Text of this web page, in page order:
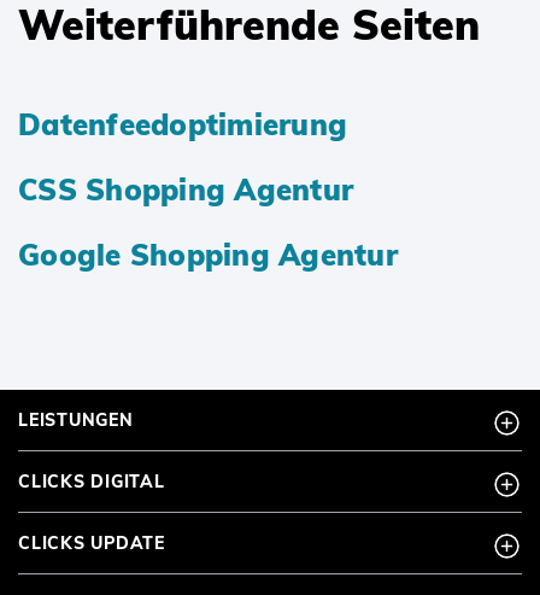
Weiterführende Seiten
Datenfeedoptimierung
CSS Shopping Agentur
Google Shopping Agentur
LEISTUNGEN
CLICKS DIGITAL
CLICKS UPDATE